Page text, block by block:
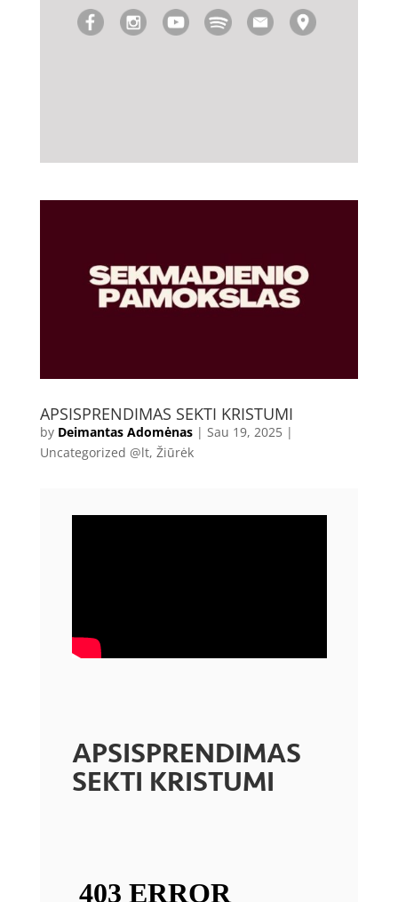
APSISPRENDIMAS SEKTI KRISTUMI
by Deimantas Adomėnas| Sau 19, 2025|
Uncategorized @lt, Žiūrėk
APSISPRENDIMAS
SEKTI KRISTUMI